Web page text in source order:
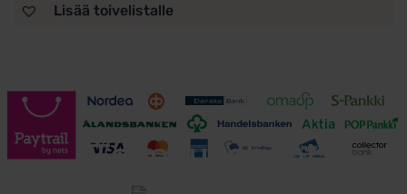
Lisää toivelistalle
Toimitusehdot